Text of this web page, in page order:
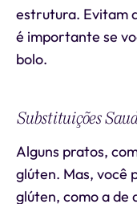
estrutura. Evitam
é importante se
bolo.
Substituições
Alguns pratos,
glúten. Mas, você
glúten, como a de